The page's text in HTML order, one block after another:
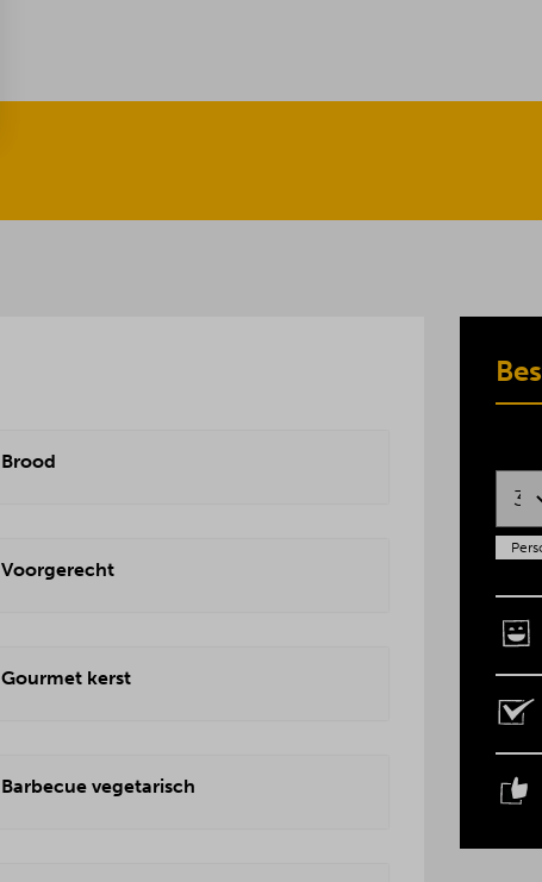
Brood
Voorgerecht
Gourmet kerst
Barbecue vegetarisch